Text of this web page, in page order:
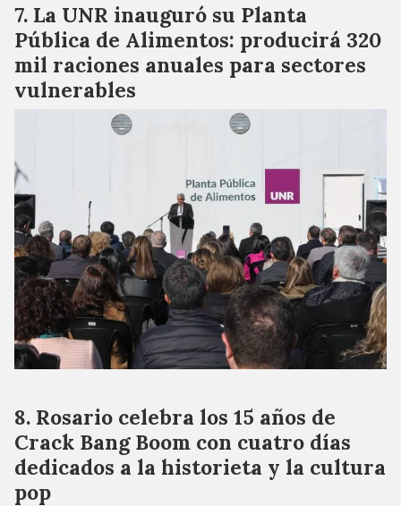
La UNR inauguró su Planta
Pública de Alimentos: producirá 320
mil raciones anuales para sectores
vulnerables
Rosario celebra los 15 años de
Crack Bang Boom con cuatro días
dedicados a la historieta y la cultura
pop